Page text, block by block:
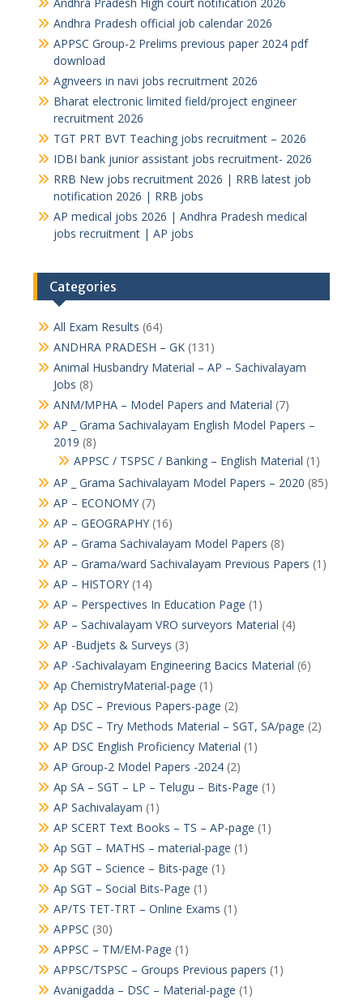
Andhra Pradesh official job calendar 2026
APPSC Group-2 Prelims previous paper 2024 pdf
download
Agnveers in navi jobs recruitment 2026
Bharat electronic limited field/project engineer
recruitment 2026
TGT PRT BVT Teaching jobs recruitment – 2026
IDBI bank junior assistant jobs recruitment- 2026
RRB New jobs recruitment 2026 | RRB latest job
notification 2026 | RRB jobs
AP medical jobs 2026 | Andhra Pradesh medical
jobs recruitment | AP jobs
Categories
All Exam Results (64)
ANDHRA PRADESH – GK(131)
Animal Husbandry Material – AP – Sachivalayam
Jobs (8)
ANM/MPHA – Model Papers and Material (7)
AP _ Grama Sachivalayam English Model Papers –
2019 (8)
APPSC / TSPSC / Banking – English Material (1)
AP _ Grama Sachivalayam Model Papers – 2020 (85)
AP – ECONOMY(7)
AP – GEOGRAPHY(16)
AP – Grama Sachivalayam Model Papers (8)
AP – Grama/ward Sachivalayam Previous Papers (1)
AP – HISTORY(14)
AP – Perspectives In Education Page (1)
AP – Sachivalayam VRO surveyors Material (4)
AP -Budjets & Surveys (3)
AP -Sachivalayam Engineering Bacics Material (6)
Ap ChemistryMaterial-page (1)
Ap DSC – Previous Papers-page (2)
Ap DSC – Try Methods Material – SGT, SA/page (2)
AP DSC English Proficiency Material (1)
AP Group-2 Model Papers -2024(2)
Ap SA – SGT – LP – Telugu – Bits-Page (1)
AP Sachivalayam (1)
AP SCERT Text Books – TS – AP-page (1)
Ap SGT – MATHS – material-page (1)
Ap SGT – Science – Bits-page (1)
Ap SGT – Social Bits-Page (1)
AP/TS TET-TRT – Online Exams (1)
APPSC (30)
APPSC – TM/EM-Page (1)
APPSC/TSPSC – Groups Previous papers (1)
Avanigadda – DSC – Material-page (1)